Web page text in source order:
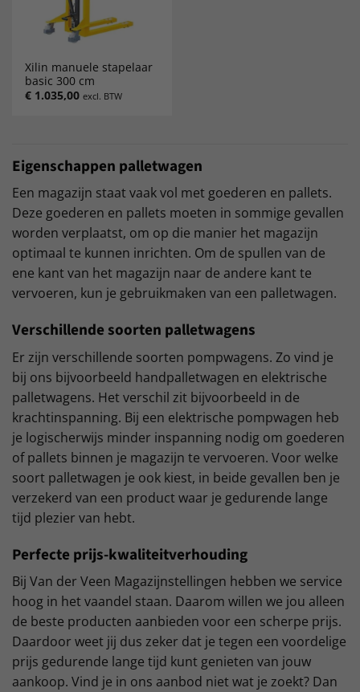
Xilin manuele stapelaar
basic 300 cm
€ 1.035,00 excl. BTW
Eigenschappen palletwagen
Een magazijn staat vaak vol met goederen en pallets.
Deze goederen en pallets moeten in sommige gevallen
worden verplaatst, om op die manier het magazijn
optimaal te kunnen inrichten. Om de spullen van de
ene kant van het magazijn naar de andere kant te
vervoeren, kun je gebruikmaken van een palletwagen.
Verschillende soorten palletwagens
Er zijn verschillende soorten pompwagens. Zo vind je
bij ons bijvoorbeeld handpalletwagen en elektrische
palletwagens. Het verschil zit bijvoorbeeld in de
krachtinspanning. Bij een elektrische pompwagen heb
je logischerwijs minder inspanning nodig om goederen
of pallets binnen je magazijn te vervoeren. Voor welke
soort palletwagen je ook kiest, in beide gevallen ben je
verzekerd van een product waar je gedurende lange
tijd plezier van hebt.
Perfecte prijs-kwaliteitverhouding
Bij Van der Veen Magazijnstellingen hebben we service
hoog in het vaandel staan. Daarom willen we jou alleen
de beste producten aanbieden voor een scherpe prijs.
Daardoor weet jij dus zeker dat je tegen een voordelige
prijs gedurende lange tijd kunt genieten van jouw
aankoop. Vind je in ons aanbod niet wat je zoekt? Dan